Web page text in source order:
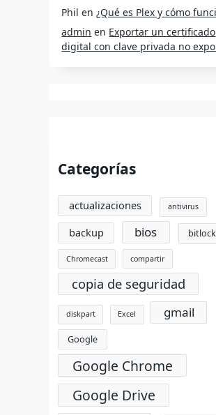
Phil en ¿Qué es Plex y cómo
admin en Exportar un certificado
digital con clave privada no
Categorías
actualizaciones antivirus
backup bios
Chromecast compartir
copia de seguridad
diskpart Excel gmail
Google
Google Chrome
Google Drive